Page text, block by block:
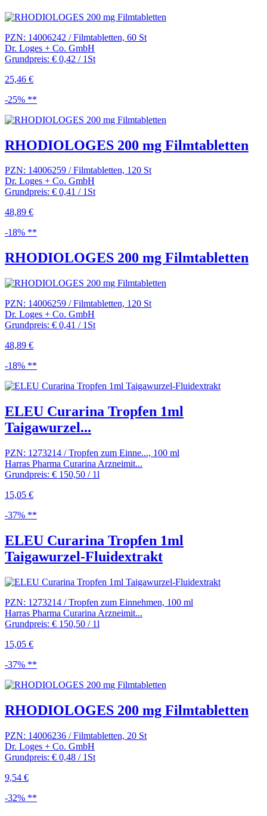
PZN: 14006242 / Filmtabletten, 60 St
Dr. Loges + Co. GmbH
Grundpreis: € 0,42 / 1St
25,46 €
-25% **
RHODIOLOGES 200 mg Filmtabletten
PZN: 14006259 / Filmtabletten, 120 St
Dr. Loges + Co. GmbH
Grundpreis: € 0,41 / 1St
48,89 €
-18% **
RHODIOLOGES 200 mg Filmtabletten
PZN: 14006259 / Filmtabletten, 120 St
Dr. Loges + Co. GmbH
Grundpreis: € 0,41 / 1St
48,89 €
-18% **
ELEU Curarina Tropfen 1ml
Taigawurzel...
PZN: 1273214 / Tropfen zum Einne..., 100 ml
Harras Pharma Curarina Arzneimit...
Grundpreis: € 150,50 / 1l
15,05 €
-37% **
ELEU Curarina Tropfen 1ml
Taigawurzel-Fluidextrakt
PZN: 1273214 / Tropfen zum Einnehmen, 100 ml
Harras Pharma Curarina Arzneimit...
Grundpreis: € 150,50 / 1l
15,05 €
-37% **
RHODIOLOGES 200 mg Filmtabletten
PZN: 14006236 / Filmtabletten, 20 St
Dr. Loges + Co. GmbH
Grundpreis: € 0,48 / 1St
9,54 €
-32% **